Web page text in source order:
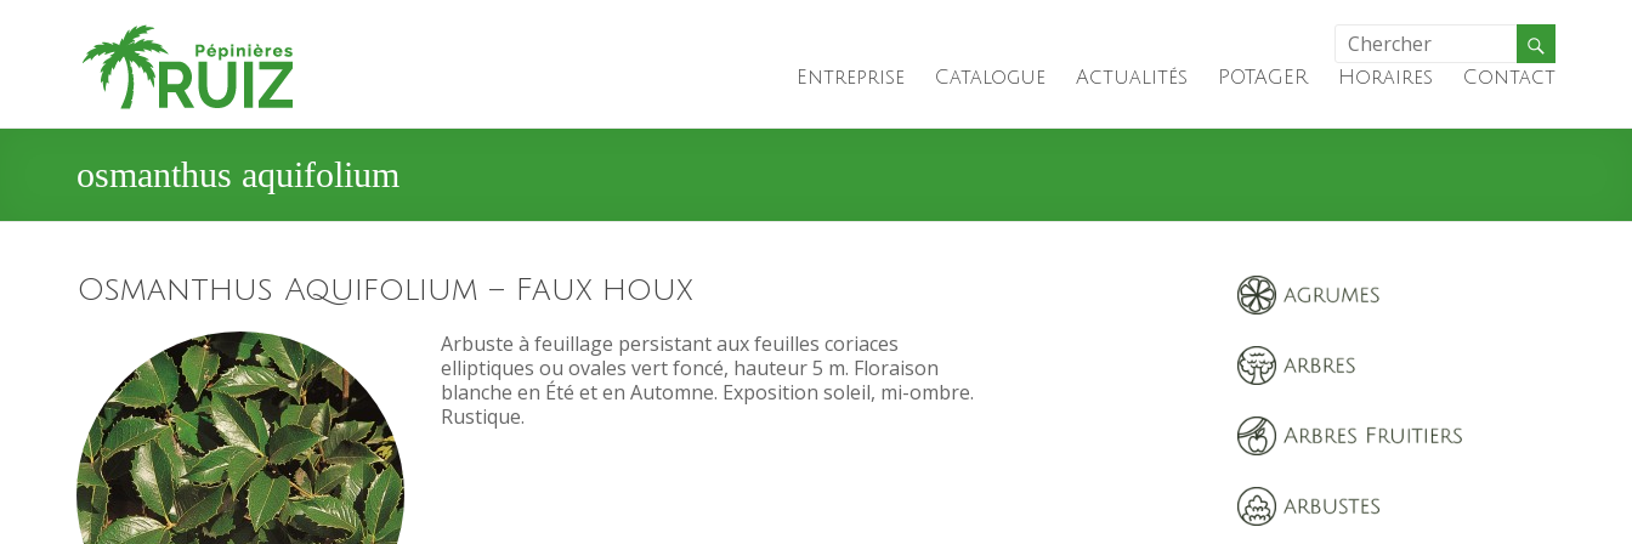
Entreprise Catalogue Actualités POTAGER Horaires Contact
osmanthus aquifolium
Osmanthus Aquifolium – Faux houx
Arbuste à feuillage persistant aux feuilles coriaces
elliptiques ou ovales vert foncé, hauteur 5 m. Floraison
blanche en Été et en Automne. Exposition soleil, mi-ombre.
Rustique.